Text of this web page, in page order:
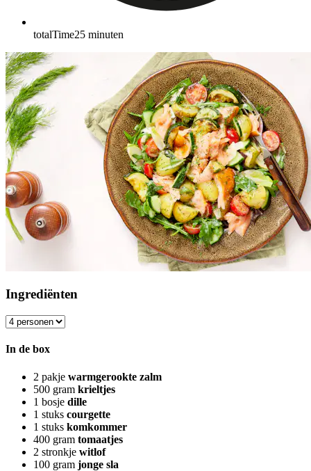
totalTime25 minuten
Ingrediënten
In de box
2 pakje warmgerookte zalm
500 gram krieltjes
1 bosje dille
1 stuks courgette
1 stuks komkommer
400 gram tomaatjes
2 stronkje witlof
100 gram jonge sla